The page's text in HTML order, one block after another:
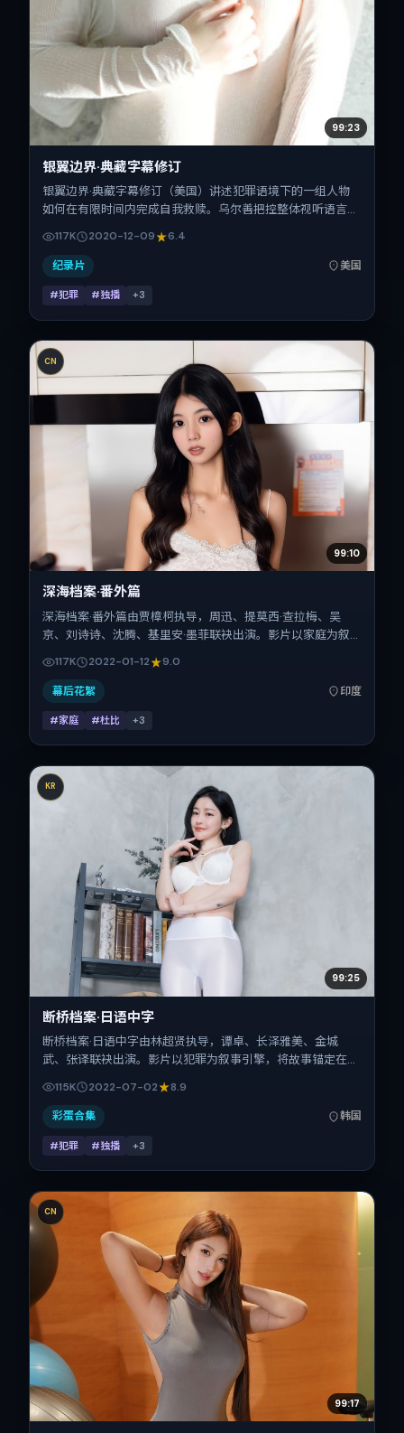
99:23
银翼边界·典藏字幕修订
银翼边界·典藏字幕修订（美国）讲述犯罪语境下的一组人物
如何在有限时间内完成自我救赎。乌尔善把控整体视听语言，
的表演层次丰富。影片定于 2020-12-09 起陆续登陆院线与
网络平台，贺岁档前后公映，片长159分钟。
117K 2020-12-09 6.4
纪录片 美国
#犯罪 #独播 +3
CN
99:10
深海档案·番外篇
深海档案·番外篇由贾樟柯执导，周迅、提莫西·查拉梅、吴
京、刘诗诗、沈腾、基里安·墨菲联袂出演。影片以家庭为叙
抉择与反转。2022年1月12日于印度首映（春节档前后），片
长133分钟，适合喜欢强情节与细腻表演的观众。
117K 2022-01-12 9.0
幕后花絮 印度
#家庭 #杜比 +3
KR
99:25
断桥档案·日语中字
断桥档案·日语中字由林超贤执导，谭卓、长泽雅美、金城
武、张译联袂出演。影片以犯罪为叙事引擎，将故事锚定在韩
国，借东亚都市与邻里的张力推进人物抉择与反转。2022年7
月2日于韩国首映（暑期档），片长142分钟，适合喜欢强情
节与细腻表演的观众。
115K 2022-07-02 8.9
彩蛋合集 韩国
#犯罪 #独播 +3
CN
99:17